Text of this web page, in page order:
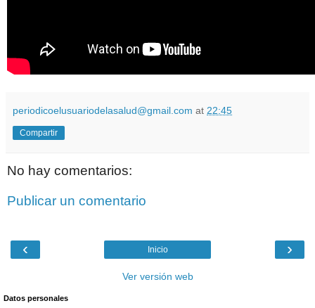
periodicoelusuariodelasalud@gmail.com at 22:45
Compartir
No hay comentarios:
Publicar un comentario
‹ ›
Inicio
Ver versión web
Datos personales